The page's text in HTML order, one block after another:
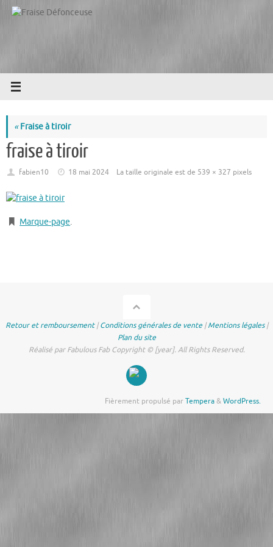
Passer
«Fraise à tiroir
fraise à tiroir
fabien10 18 mai 2024 La taille originale est de 539 × 327 pixels
Marque-page.
Retour et remboursement|Conditions générales de vente|Mentions légales|
Plan du site
Réalisé par Fabulous Fab Copyright © [year]. All Rights Reserved.
Fièrement propulsé parTempera&WordPress.